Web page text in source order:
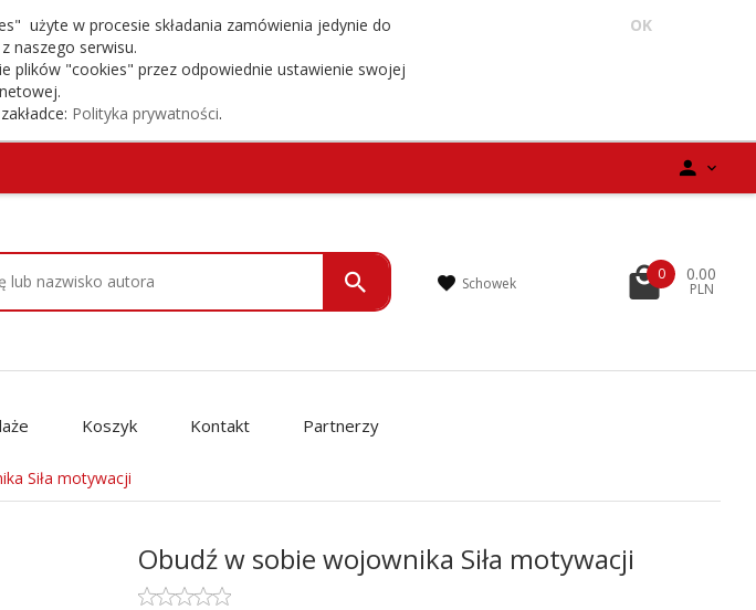
użyte w procesie składania zamówienia jedynie do
naszego serwisu.
plików "cookies" przez odpowiednie ustawienie swojej
Polityka prywatności.
OK
Schowek
0 0.00
PLN
Koszyk Kontakt Partnerzy
Siła motywacji
Obudź w sobie wojownika Siła motywacji